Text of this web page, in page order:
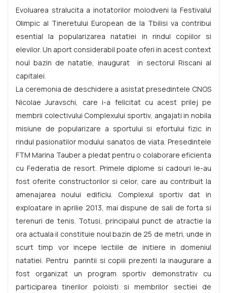
Evoluarea stralucita a inotatorilor molodveni la Festivalul
Olimpic al Tineretului European de la Tbilisi va contribui
esential la popularizarea natatiei in rindul copiilor si
elevilor. Un aport considerabil poate oferi in acest context
noul bazin de natatie, inaugurat in sectorul Riscani al
capitalei.
La ceremonia de deschidere a asistat presedintele CNOS
Nicolae Juravschi, care i-a felicitat cu acest prilej pe
membrii colectivului Complexului sportiv, angajati in nobila
misiune de popularizare a sportului si efortului fizic in
rindul pasionatilor modului sanatos de viata. Presedintele
FTM Marina Tauber a pledat pentru o colaborare eficienta
cu Federatia de resort. Primele diplome si cadouri le-au
fost oferite constructorilor si celor, care au contribuit la
amenajarea noului edificiu. Complexul sportiv dat in
exploatare in aprilie 2013, mai dispune de sali de forta si
terenuri de tenis. Totusi, principalul punct de atractie la
ora actuala il constituie noul bazin de 25 de metri, unde in
scurt timp vor incepe lectiile de initiere in domeniul
natatiei. Pentru parintii si copiii prezenti la inaugurare a
fost organizat un program sportiv demonstrativ cu
participarea tinerilor poloisti si membrilor sectiei de